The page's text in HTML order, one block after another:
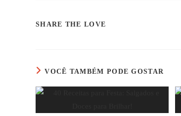
SHARE THE LOVE
VOCÊ TAMBÉM PODE GOSTAR